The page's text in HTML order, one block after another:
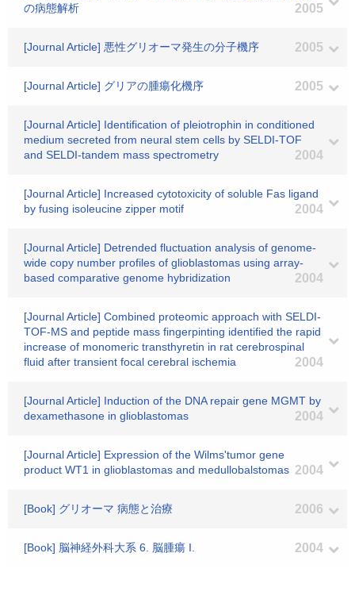
の病態解析
2005
[Journal Article] 悪性グリオーマ発生の分子機序 2005
[Journal Article] グリアの腫瘍化機序 2005
[Journal Article] Identification of pleiotrophin in conditioned
medium secreted from neural stem cells by SELDI-TOF
and SELDI-tandem mass spectrometry
2004
[Journal Article] Increased cytotoxicity of soluble Fas ligand
by fusing isoleucine zipper motif
2004
[Journal Article] Detrended fluctuation analysis of genome-
wide copy number profiles of glioblastomas using array-
based comparative genome hybridization
2004
[Journal Article] Combined proteomic approach with SELDI-
TOF-MS and peptide mass fingerpinting identified the rapid
increase of monomeric transthyretin in rat cerebrospinal
fluid after transient focal cerebral ischemia
2004
[Journal Article] Induction of the DNA repair gene MGMT by
dexamethasone in glioblastomas
2004
[Journal Article] Expression of the Wilms'tumor gene
product WT1 in glioblastomas and medullobalstomas 2004
[Book] グリオーマ 病態と治療 2006
[Book] 脳神経外科大系 6. 脳腫瘍 I. 2004